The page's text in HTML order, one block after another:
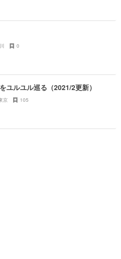
0
ユルユル巡る（2021/2更新）
京 105